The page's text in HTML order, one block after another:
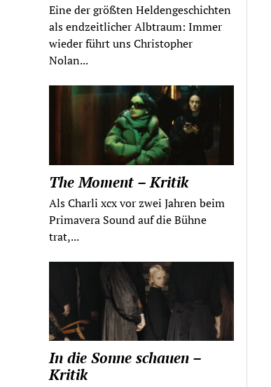
Eine der größten Heldengeschichten
als endzeitlicher Albtraum: Immer
wieder führt uns Christopher
Nolan...
The Moment – Kritik
Als Charli xcx vor zwei Jahren beim
Primavera Sound auf die Bühne
trat,...
In die Sonne schauen –
Kritik